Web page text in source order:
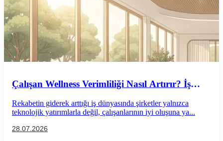
Çalışan Wellness Verimliliği Nasıl Artırır? İş
Uygulamaları
Rekabetin giderek arttığı iş dünyasında şirketler yalnızca
teknolojik yatırımlarla değil, çalışanlarının iyi oluşuna ya...
28.07.2026